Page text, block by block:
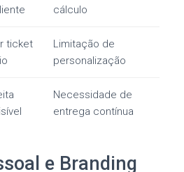
cálculo
ticket
Limitação de
personalização
Necessidade de
entrega contínua
e Branding